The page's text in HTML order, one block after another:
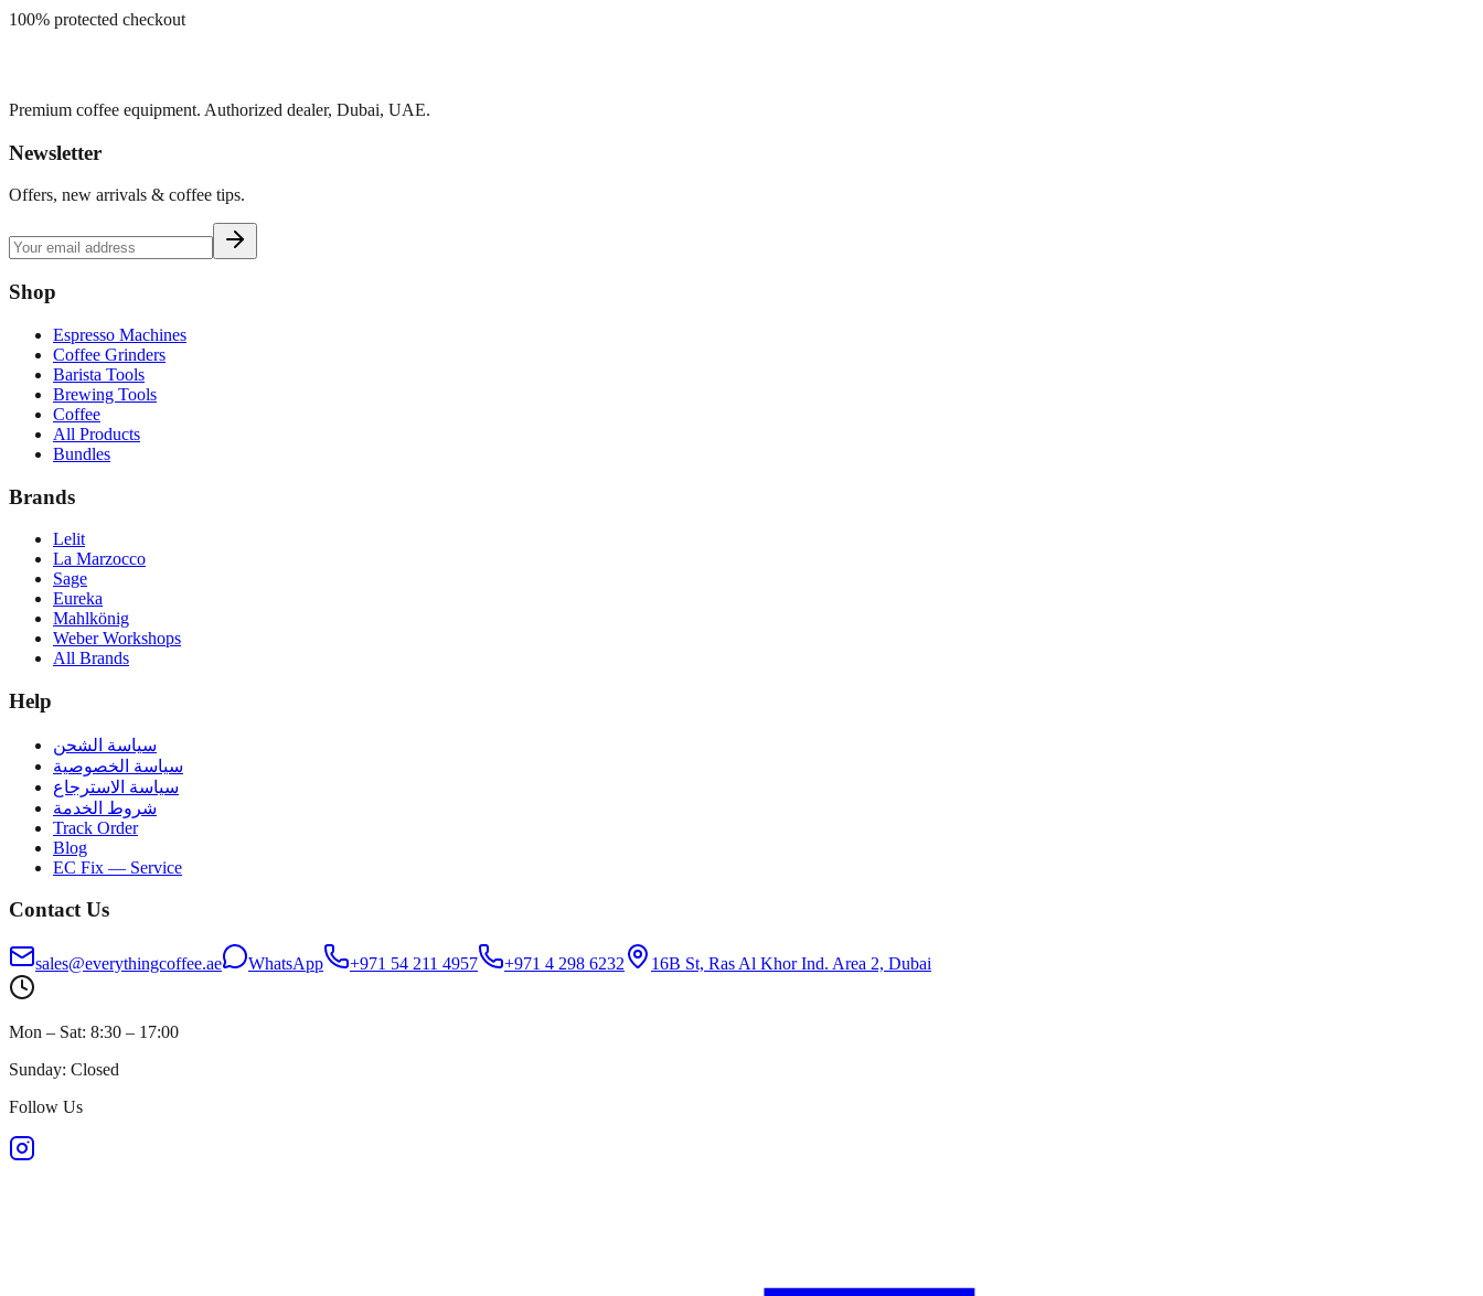
100% protected checkout
Premium coffee equipment. Authorized dealer, Dubai, UAE.
Newsletter
Offers, new arrivals & coffee tips.
Shop
Espresso Machines
Coffee Grinders
Barista Tools
Brewing Tools
Coffee
All Products
Bundles
Brands
Lelit
La Marzocco
Sage
Eureka
Mahlkönig
Weber Workshops
All Brands
Help
سياسة الشحن
سياسة الخصوصية
سياسة الاسترجاع
شروط الخدمة
Track Order
Blog
EC Fix — Service
Contact Us
sales@everythingcoffee.ae WhatsApp +971 54 211 4957 +971 4 298 6232 16B St, Ras Al Khor Ind. Area 2, Dubai
Mon – Sat: 8:30 – 17:00
Sunday: Closed
Follow Us